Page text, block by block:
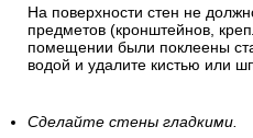
На поверхности стен не
предметов (кронштейнов,
помещении были поклеены
водой и удалите кистью или
Сделайте стены гладкими.